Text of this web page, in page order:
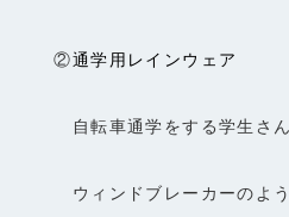
②通学用レインウェア
自転車通学をする学生さん
ウィンドブレーカーのよう